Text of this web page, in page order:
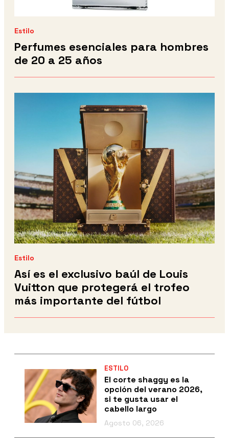
Estilo
Perfumes esenciales para hombres
de 20 a 25 años
Estilo
Así es el exclusivo baúl de Louis
Vuitton que protegerá el trofeo
más importante del fútbol
ESTILO
El corte shaggy es la
opción del verano 2026,
si te gusta usar el
cabello largo
Agosto 06, 2026